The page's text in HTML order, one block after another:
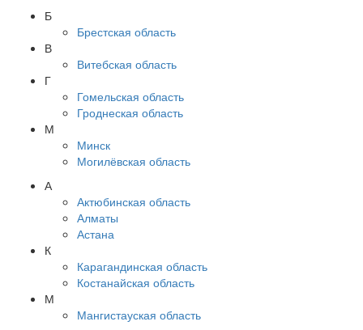
Б
Брестская область
В
Витебская область
Г
Гомельская область
Гроднеская область
М
Минск
Могилёвская область
А
Актюбинская область
Алматы
Астана
К
Карагандинская область
Костанайская область
М
Мангистауская область